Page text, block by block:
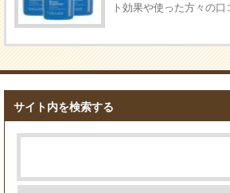
ト効果や使った方々の口
サイト内を検索する